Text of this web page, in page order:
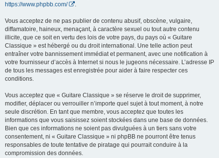
https://www.phpbb.com/
Vous acceptez de ne pas publier de contenu abusif, obscène, vulgaire,
diffamatoire, haineux, menaçant, à caractère sexuel ou tout autre contenu
illicite, que ce soit en vertu des lois de votre pays, du pays où « Guitare
Classique » est hébergé ou du droit international. Une telle action peut
entraîner votre bannissement immédiat et permanent, avec une notification à
votre fournisseur d’accès à Internet si nous le jugeons nécessaire. L’adresse IP
de tous les messages est enregistrée pour aider à faire respecter ces
conditions.
Vous acceptez que « Guitare Classique » se réserve le droit de supprimer,
modifier, déplacer ou verrouiller n’importe quel sujet à tout moment, à notre
seule discrétion. En tant que membre, vous acceptez que toutes les
informations que vous saisissez soient stockées dans une base de données.
Bien que ces informations ne soient pas divulguées à un tiers sans votre
consentement, ni « Guitare Classique » ni phpBB ne pourront être tenus
responsables de toute tentative de piratage qui pourrait conduire à la
compromission des données.